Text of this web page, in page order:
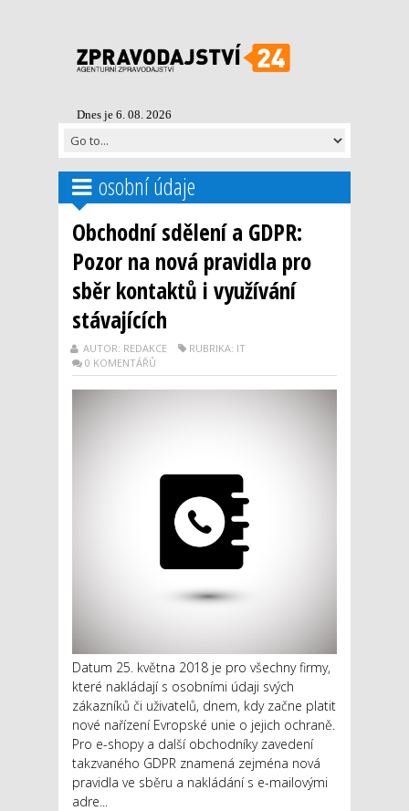
Dnes je 6. 08. 2026
osobní údaje
Obchodní sdělení a GDPR:
Pozor na nová pravidla pro
sběr kontaktů i využívání
stávajících
AUTOR: REDAKCE
RUBRIKA: IT
0 KOMENTÁŘŮ
Datum 25. května 2018 je pro všechny firmy,
které nakládají s osobními údaji svých
zákazníků či uživatelů, dnem, kdy začne platit
nové nařízení Evropské unie o jejich ochraně.
Pro e-shopy a další obchodníky zavedení
takzvaného GDPR znamená zejména nová
pravidla ve sběru a nakládání s e-mailovými
adre...